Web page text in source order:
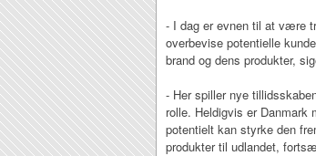
- I dag er evnen til at være
overbevise potentielle
brand og dens produkter,
- Her spiller nye
rolle. Heldigvis er Danmark
potentielt kan styrke den
produkter til udlandet,